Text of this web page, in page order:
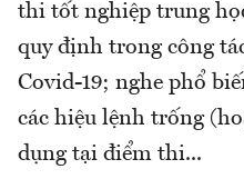
thi tốt nghiệp trung
quy định trong công
Covid-19; nghe phổ
các hiệu lệnh trống
dụng tại điểm thi...